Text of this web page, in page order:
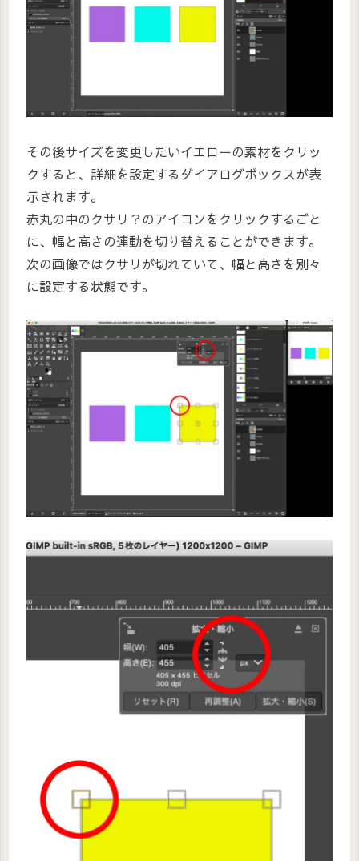
その後サイズを変更したいイエローの素材をクリッ
クすると、詳細を設定するダイアログボックスが表
示されます。
赤丸の中のクサリ？のアイコンをクリックするごと
に、幅と高さの連動を切り替えることができます。
次の画像ではクサリが切れていて、幅と高さを別々
に設定する状態です。